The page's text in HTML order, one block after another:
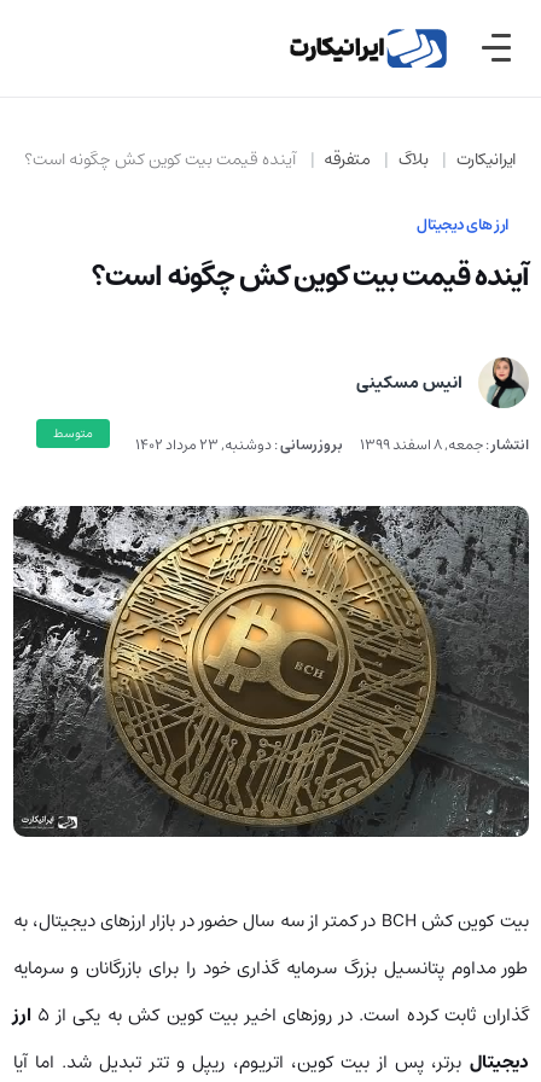
ایرانیکارت بلاگ متفرقه آینده قیمت بیت کوین کش چگونه است؟
ارز های دیجیتال
آینده قیمت بیت کوین کش چگونه است؟
انیس مسکینی
انتشار:جمعه, 8 اسفند 1399 بروزرسانی:دوشنبه, 23 مرداد 1402 متوسط
بیت کوین کش BCH در کمتر از سه سال حضور در بازار ارزهای دیجیتال، به
طور مداوم پتانسیل بزرگ سرمایه گذاری خود را برای بازرگانان و سرمایه
گذاران ثابت کرده است. در روزهای اخیر بیت کوین کش به یکی از 5
ارز
دیجیتال برتر، پس از بیت کوین، اتریوم، ریپل و تتر تبدیل شد. اما آیا